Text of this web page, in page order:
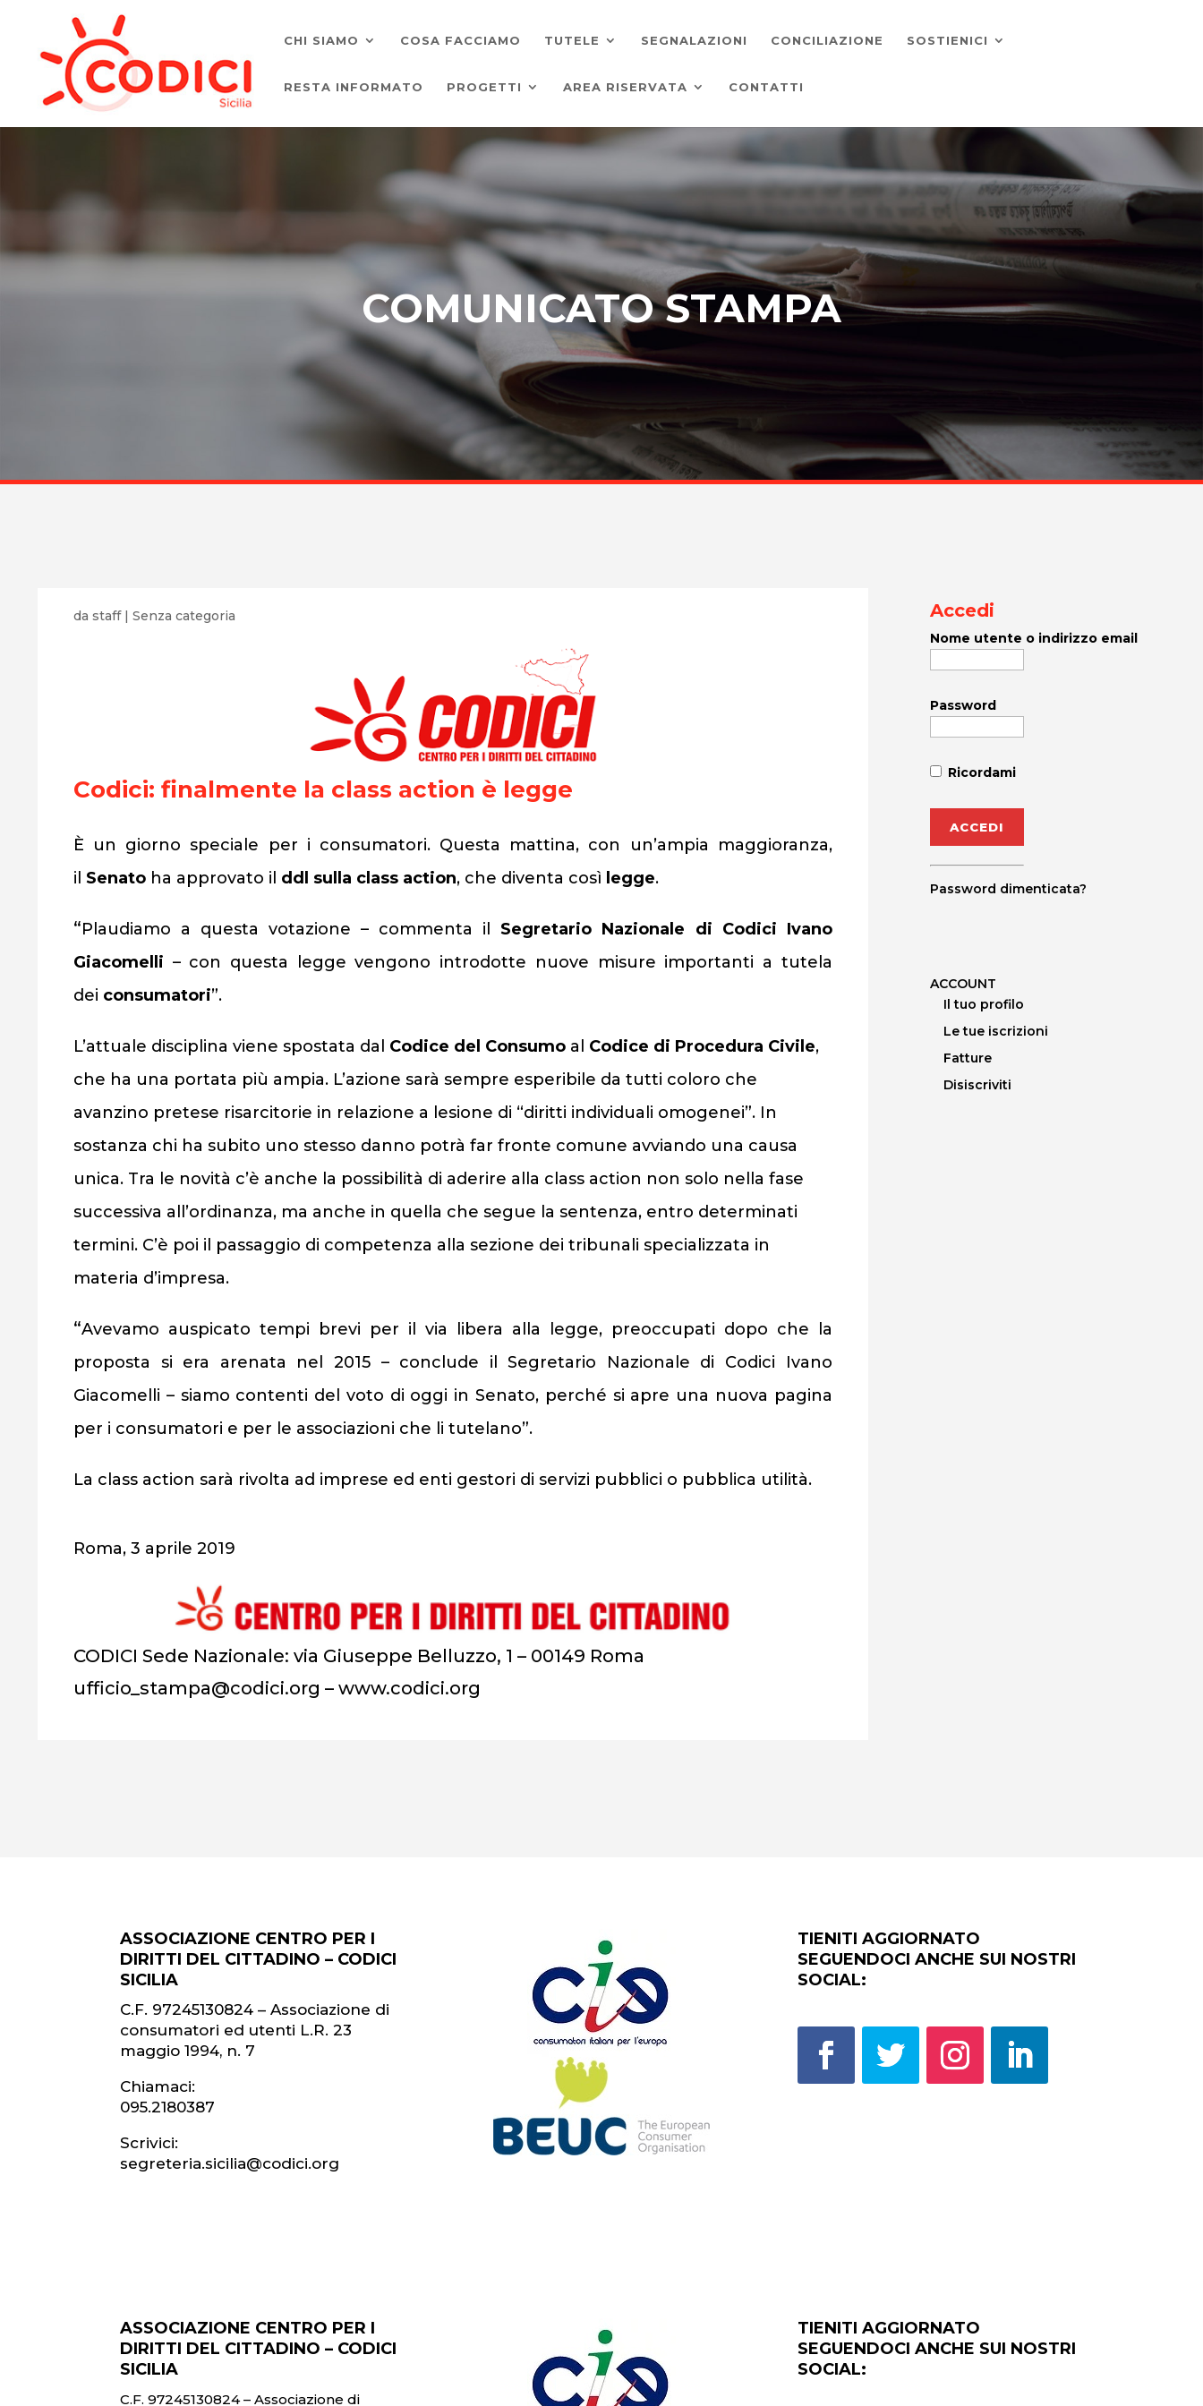
CHI SIAMO COSA FACCIAMO TUTELE SEGNALAZIONI CONCILIAZIONE SOSTIENICI
RESTA INFORMATO PROGETTI AREA RISERVATA CONTATTI
COMUNICATO STAMPA
da staff| Senza categoria
Codici: finalmente la class action è legge
È un giorno speciale per i consumatori. Questa mattina, con un’ampia maggioranza,
il Senato ha approvato il ddl sulla class action, che diventa così legge.
“Plaudiamo a questa votazione – commenta il Segretario Nazionale di Codici Ivano
Giacomelli – con questa legge vengono introdotte nuove misure importanti a tutela
dei consumatori”.
L’attuale disciplina viene spostata dal Codice del Consumo al Codice di Procedura Civile,
che ha una portata più ampia. L’azione sarà sempre esperibile da tutti coloro che
avanzino pretese risarcitorie in relazione a lesione di “diritti individuali omogenei”. In
sostanza chi ha subito uno stesso danno potrà far fronte comune avviando una causa
unica. Tra le novità c’è anche la possibilità di aderire alla class action non solo nella fase
successiva all’ordinanza, ma anche in quella che segue la sentenza, entro determinati
termini. C’è poi il passaggio di competenza alla sezione dei tribunali specializzata in
materia d’impresa.
“Avevamo auspicato tempi brevi per il via libera alla legge, preoccupati dopo che la
proposta si era arenata nel 2015 – conclude il Segretario Nazionale di Codici Ivano
Giacomelli – siamo contenti del voto di oggi in Senato, perché si apre una nuova pagina
per i consumatori e per le associazioni che li tutelano”.
La class action sarà rivolta ad imprese ed enti gestori di servizi pubblici o pubblica utilità.
Roma, 3 aprile 2019
CODICI Sede Nazionale: via Giuseppe Belluzzo, 1 – 00149 Roma
ufficio_stampa@codici.org – www.codici.org
Accedi
Nome utente o indirizzo email
Password
Ricordami
Password dimenticata?
ACCOUNT
Il tuo profilo
Le tue iscrizioni
Fatture
Disiscriviti
ASSOCIAZIONE CENTRO PER I
DIRITTI DEL CITTADINO – CODICI
SICILIA
C.F. 97245130824 – Associazione di
consumatori ed utenti L.R. 23
maggio 1994, n. 7
Chiamaci:
095.2180387
Scrivici:
segreteria.sicilia@codici.org
TIENITI AGGIORNATO
SEGUENDOCI ANCHE SUI NOSTRI
SOCIAL:
ASSOCIAZIONE CENTRO PER I
DIRITTI DEL CITTADINO – CODICI
SICILIA
C.F. 97245130824 – Associazione di
TIENITI AGGIORNATO
SEGUENDOCI ANCHE SUI NOSTRI
SOCIAL: